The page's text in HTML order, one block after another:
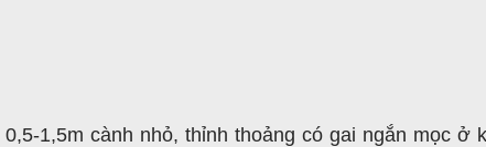
1,5m cành nhỏ, thỉnh thoảng có gai ngắn mọc ở